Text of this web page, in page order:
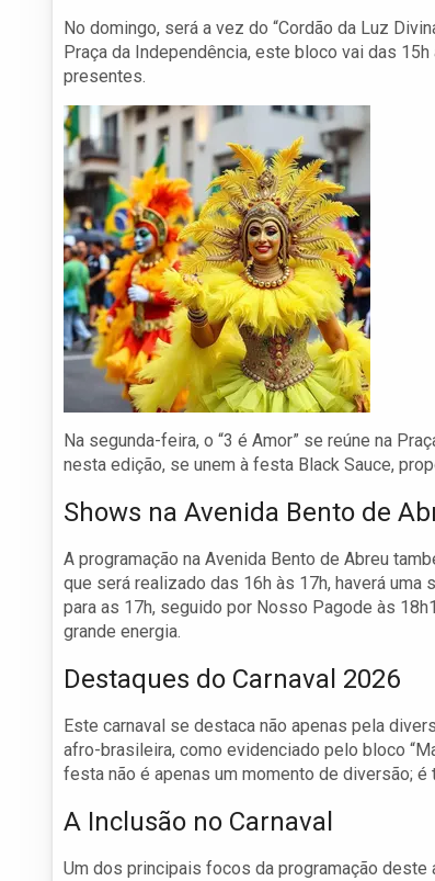
No domingo, será a vez do “Cordão da Luz
Praça da Independência, este bloco vai das
presentes.
Na segunda-feira, o “3 é Amor” se reúne na
nesta edição, se unem à festa Black Sauce,
Shows na Avenida Bento de
A programação na Avenida Bento de Abreu
que será realizado das 16h às 17h, haverá
para as 17h, seguido por Nosso Pagode às
grande energia.
Destaques do Carnaval 2026
Este carnaval se destaca não apenas pela
afro-brasileira, como evidenciado pelo bloco
festa não é apenas um momento de diversão;
A Inclusão no Carnaval
Um dos principais focos da programação deste